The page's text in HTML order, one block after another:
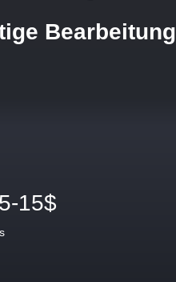
Bearbeitung
15$